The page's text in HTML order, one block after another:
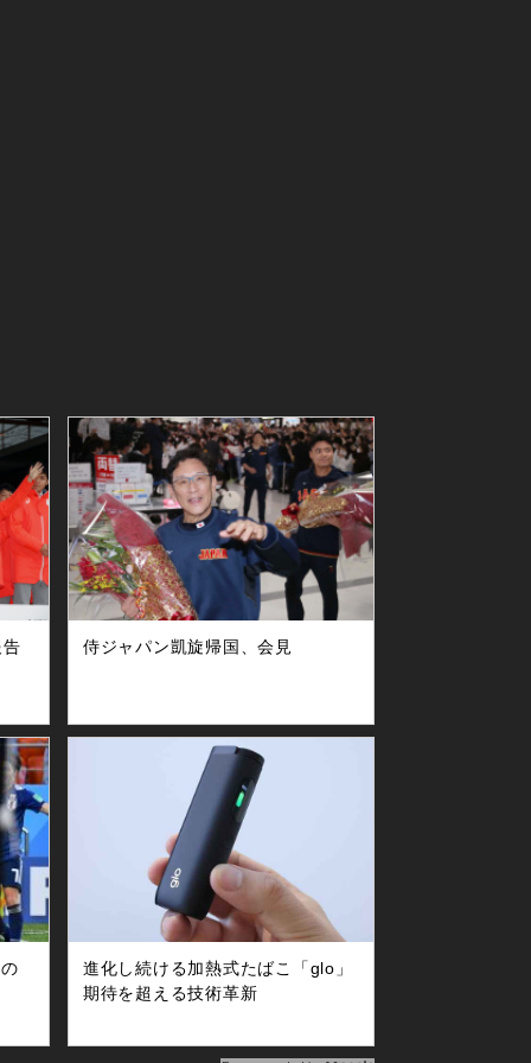
侍ジャパン凱旋帰国、会見
進化し続ける加熱式たばこ「glo」
期待を超える技術革新